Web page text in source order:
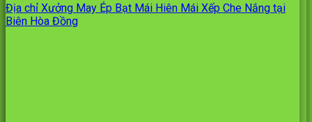
Địa chỉ Xưởng May Ép Bạt Mái Hiên Mái Xếp Che Nắng tại
Biên Hòa Đồng